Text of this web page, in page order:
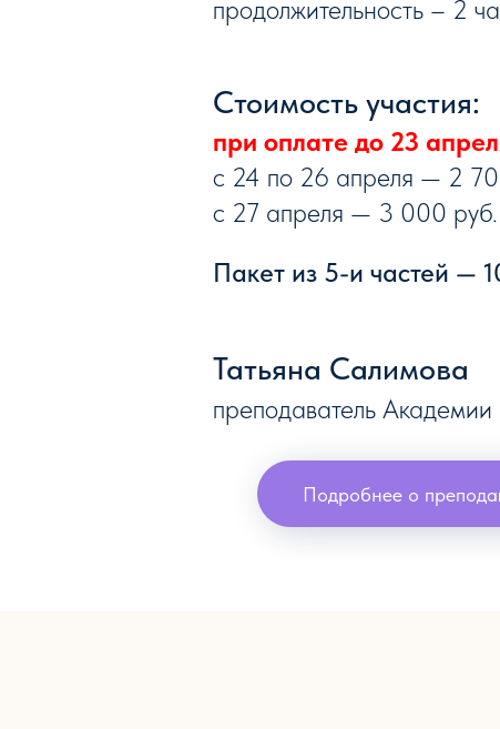
продолжительность – 2
при оплате до 23
с 24 по 26 апреля — 2
с 27 апреля — 3 000 руб.
Пакет из 5-и частей —
Стоимость участия:
преподаватель
Татьяна Салимова
Подробнее о